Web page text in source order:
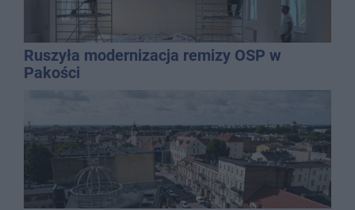
Ruszyła modernizacja remizy OSP w
Pakości